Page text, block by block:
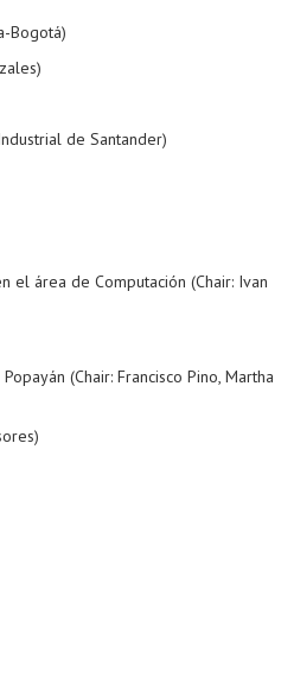
Bogotá)
de Santander)
área de Computación (Chair: Ivan
(Chair: Francisco Pino, Martha